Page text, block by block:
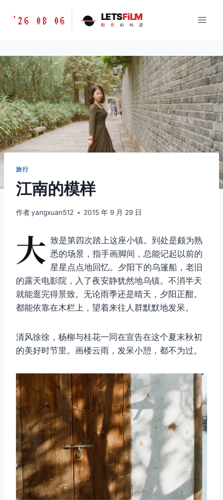
胶
味
道
LETSFILM
'26 08 06 LETSFiLM
胶 片 的 味 道
旅行
江南的模样
作者yangxuan512 2015 年 9 月 29 日
大 致是第四次踏上这座小镇。到处是颇为熟
悉的场景，指手画脚间，总能记起以前的
星星点点地回忆。夕阳下的乌篷船，老旧
的露天电影院，入了夜安静犹然地乌镇。不消半天
就能逛完得景致。无论雨季还是晴天，夕阳正酣。
都能依靠在木栏上，望着来往人群默默地发呆。
清风徐徐，杨柳与桂花一同在宣告在这个夏末秋初
的美好时节里。画楼云雨，发呆小憩，都不为过。